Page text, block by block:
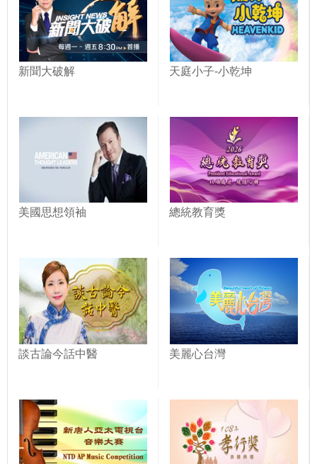
新聞大破解 天庭小子-小乾坤
美國思想領袖 總統教育獎
談古論今話中醫 美麗心台灣